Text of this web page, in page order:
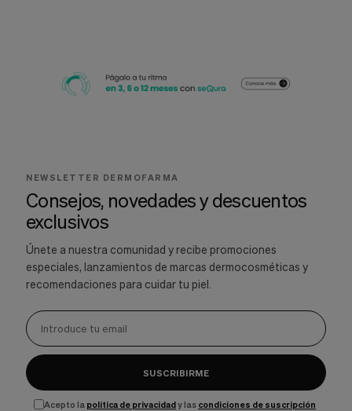
NEWSLETTER DERMOFARMA
Consejos, novedades y descuentos
exclusivos
Únete a nuestra comunidad y recibe promociones
especiales, lanzamientos de marcas dermocosméticas y
recomendaciones para cuidar tu piel.
SUSCRIBIRME
Acepto la política de privacidady las condiciones de suscripción